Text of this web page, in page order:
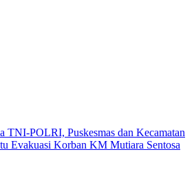
TNI-POLRI, Puskesmas dan Kecamatan
Evakuasi Korban KM Mutiara Sentosa